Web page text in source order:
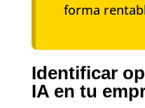
forma
Identificar
IA en tu